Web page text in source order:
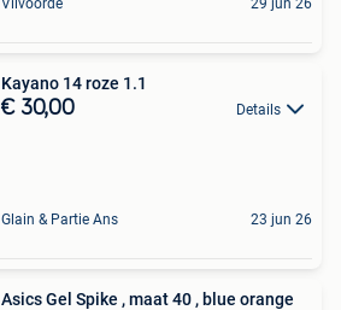
Vilvoorde 29 jun 26
Kayano 14 roze 1.1
€ 30,00 Details
Glain & Partie Ans 23 jun 26
Asics Gel Spike , maat 40 , blue orange